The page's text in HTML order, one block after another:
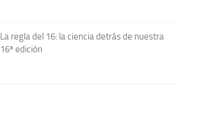
La regla del 16: la ciencia detrás de nuestra
16ª edición